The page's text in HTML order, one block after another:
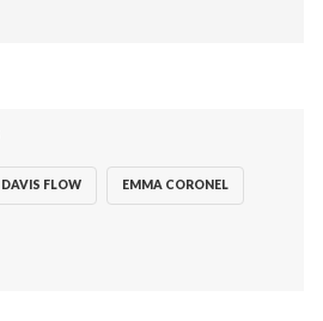
DAVIS FLOW EMMA CORONEL